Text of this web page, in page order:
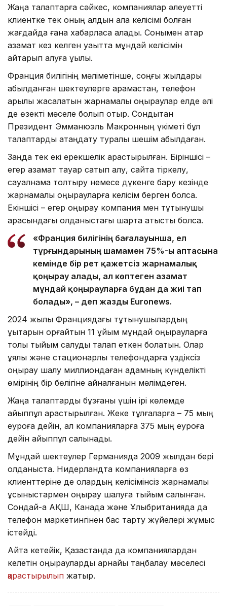
Жаңа талаптарға сәйкес, компаниялар әлеуетті
клиентке тек оның алдын ала келісімі болған
жағдайда ғана хабарласа алады. Сонымен қатар
азамат кез келген уақытта мұндай келісімін
қайтарып алуға құқылы.
Франция билігінің мәліметінше, соңғы жылдары
қабылданған шектеулерге қарамастан, телефон
арқылы жасалатын жарнамалық қоңыраулар елде әлі
де өзекті мәселе болып отыр. Сондықтан
Президент Эмманюэль Макронның үкіметі бұл
талаптарды қатаңдату туралы шешім қабылдаған.
Заңда тек екі ерекшелік қарастырылған. Біріншісі –
егер азамат тауар сатып алу, сайтқа тіркелу,
сауалнама толтыру немесе дүкенге бару кезінде
жарнамалық қоңырауларға келісім берген болса.
Екіншісі – егер қоңырау компания мен тұтынушы
арасындағы қолданыстағы шартқа қатысты болса.
«Франция билігінің бағалауынша, ел
тұрғындарының шамамен 75%-ы аптасына
кемінде бір рет қажетсіз жарнамалық
қоңырау алады, ал көптеген азамат
мұндай қоңырауларға бұдан да жиі тап
болады», – деп жазды Euronews.
2024 жылы Франциядағы тұтынушылардың
құқықтарын қорғайтын 11 ұйым мұндай қоңырауларға
толық тыйым салуды талап еткен болатын. Олар
ұялы және стационарлық телефондарға үздіксіз
қоңырау шалу миллиондаған адамның күнделікті
өмірінің бір бөлігіне айналғанын мәлімдеген.
Жаңа талаптарды бұзғаны үшін ірі көлемде
айыппұл қарастырылған. Жеке тұлғаларға – 75 мың
еуроға дейін, ал компанияларға 375 мың еуроға
дейін айыппұл салынады.
Мұндай шектеулер Германияда 2009 жылдан бері
қолданыста. Нидерландта компанияларға өз
клиенттеріне де олардың келісімінсіз жарнамалық
ұсыныстармен қоңырау шалуға тыйым салынған.
Сондай-ақ АҚШ, Канада және Ұлыбританияда да
телефон маркетингінен бас тарту жүйелері жұмыс
істейді.
Айта кетейік, Қазақстанда да компаниялардан
келетін қоңырауларды арнайы таңбалау мәселесі
қарастырылып жатыр.